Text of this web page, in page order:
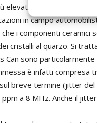
elevata frequenza
in campo
i componenti ceramici
cristalli al quarzo. Si
Can sono
è infatti compresa
breve termine (jitter
a 8 MHz. Anche il